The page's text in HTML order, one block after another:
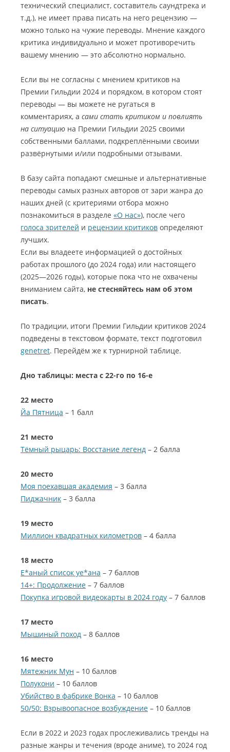
технический специалист, составитель саундтрека и
т.д.), не имеет права писать на него рецензию —
можно только на чужие переводы. Мнение каждого
критика индивидуально и может противоречить
вашему мнению — это абсолютно нормально.
Если вы не согласны с мнением критиков на
Премии Гильдии 2024 и порядком, в котором стоят
переводы — вы можете не ругаться в
комментариях, а сами стать критиком и повлиять
на ситуацию на Премии Гильдии 2025 своими
собственными баллами, подкреплёнными своими
развёрнутыми и/или подробными отзывами.
В базу сайта попадают смешные и альтернативные
переводы самых разных авторов от зари жанра до
наших дней (с критериями отбора можно
познакомиться в разделе «О нас»), после чего
голоса зрителей и рецензии критиков определяют
лучших.
Если вы владеете информацией о достойных
работах прошлого (до 2024 года) или настоящего
(2025—2026 годы), которые пока что не охвачены
вниманием сайта, не стесняйтесь нам об этом
писать.
По традиции, итоги Премии Гильдии критиков 2024
подведены в текстовом формате, текст подготовил
genetret. Перейдём же к турнирной таблице.
Дно таблицы: места с 22-го по 16-е
22 место
Йа Пятница – 1 балл
21 место
Тёмный рыцарь: Восстание легенд – 2 балла
20 место
Моя поехавшая академия – 3 балла
Пиджачник – 3 балла
19 место
Миллион квадратных километров – 4 балла
18 место
Е*аный список уе*ана – 7 баллов
14+: Продолжение – 7 баллов
Покупка игровой видеокарты в 2024 году – 7 баллов
17 место
Мышиный поход – 8 баллов
16 место
Мятежник Мун – 10 баллов
Полукони – 10 баллов
Убийство в фабрике Вонка – 10 баллов
50/50: Взрывоопасное возбуждение – 10 баллов
Если в 2022 и 2023 годах прослеживались тренды на
разные жанры и течения (вроде аниме), то 2024 год